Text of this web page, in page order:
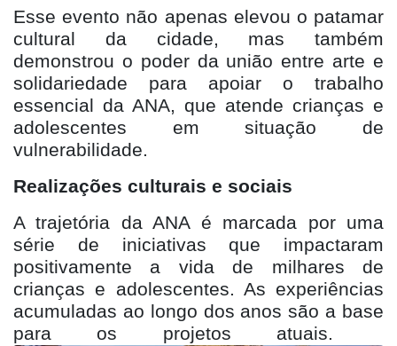
Esse evento não apenas elevou o patamar
cultural da cidade, mas também
demonstrou o poder da união entre arte e
solidariedade para apoiar o trabalho
essencial da ANA, que atende crianças e
adolescentes em situação de
vulnerabilidade.
Realizações culturais e sociais
A trajetória da ANA é marcada por uma
série de iniciativas que impactaram
positivamente a vida de milhares de
crianças e adolescentes. As experiências
acumuladas ao longo dos anos são a base
para os projetos atuais.